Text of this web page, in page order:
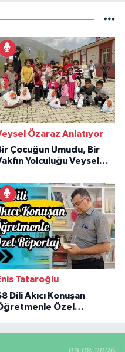
Özaraz Anlatıyor
Çocuğun Umudu, Bir
Yolculuğu Veysel
Tataroğlu
Dili Akıcı Konuşan
Özel